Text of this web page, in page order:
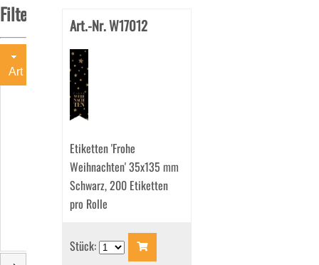
Filter
Art
Motivetiketten
Art.-Nr. W17012
Etiketten 'Frohe
Weihnachten' 35x135 mm
Schwarz, 200 Etiketten
pro Rolle
Stück: